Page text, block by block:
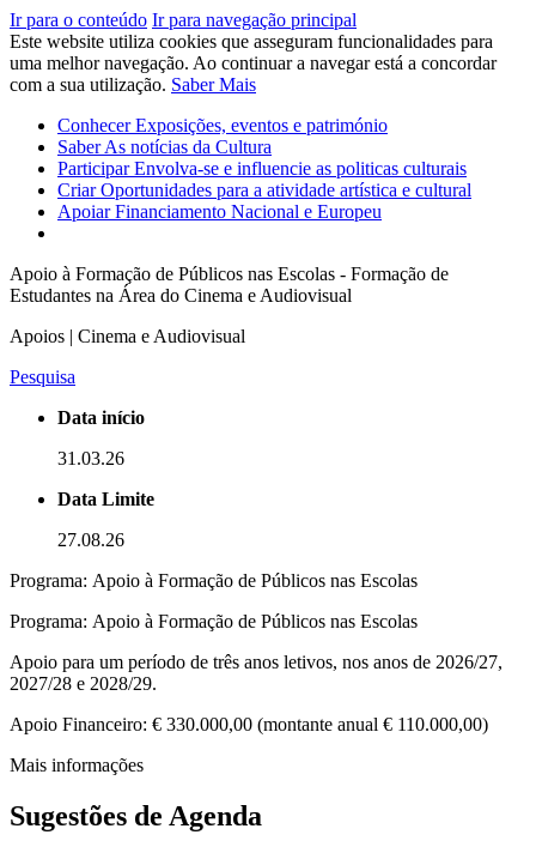
Ir para o conteúdo Ir para navegação principal
Este website utiliza cookies que asseguram funcionalidades para
uma melhor navegação. Ao continuar a navegar está a concordar
com a sua utilização. Saber Mais
ConhecerExposições, eventos e património
SaberAs notícias da Cultura
ParticiparEnvolva-se e influencie as politicas culturais
CriarOportunidades para a atividade artística e cultural
ApoiarFinanciamento Nacional e Europeu
Apoio à Formação de Públicos nas Escolas - Formação de
Estudantes na Área do Cinema e Audiovisual
Apoios | Cinema e Audiovisual
Pesquisa
Data início
31.03.26
Data Limite
27.08.26
Programa: Apoio à Formação de Públicos nas Escolas
Programa: Apoio à Formação de Públicos nas Escolas
Apoio para um período de três anos letivos, nos anos de 2026/27,
2027/28 e 2028/29.
Apoio Financeiro: € 330.000,00 (montante anual € 110.000,00)
Mais informações
Sugestões de Agenda